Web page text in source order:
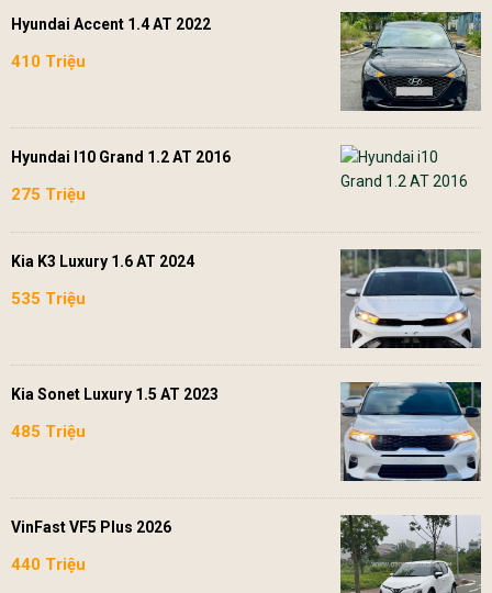
Hyundai Accent 1.4 AT 2022
410 Triệu
Hyundai I10 Grand 1.2 AT 2016
275 Triệu
Kia K3 Luxury 1.6 AT 2024
535 Triệu
Kia Sonet Luxury 1.5 AT 2023
485 Triệu
VinFast VF5 Plus 2026
440 Triệu